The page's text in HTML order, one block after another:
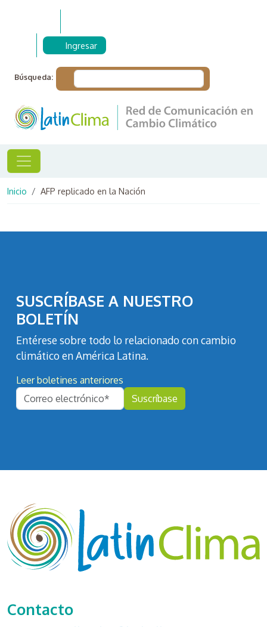
Pasar al contenido principal
Ingresar
Búsqueda:
Ruta de navegación
Inicio AFP replicado en la Nación
SUSCRÍBASE A NUESTRO
BOLETÍN
Entérese sobre todo lo relacionado con cambio
climático en América Latina.
Leer boletines anteriores
Contacto